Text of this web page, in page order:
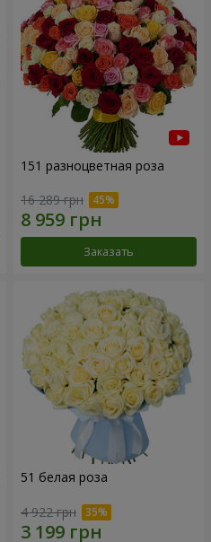
151 разноцветная роза
16 289 грн
Заказать
51 белая роза
4 922 грн